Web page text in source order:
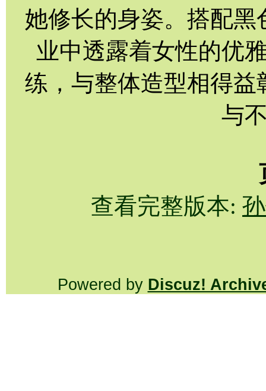
她修长的身姿。搭配
业中透露着女性的优
练，与整体造型相得
与
查看完整版本:
Powered by Discuz!